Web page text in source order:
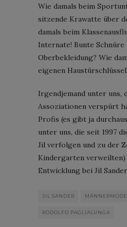
Wie damals beim
sitzende Krawatte über
damals beim
Internate! Bunte
Oberbekleidung? Wie
eigenen Haustürschlüssel!
Irgendjemand unter uns,
Assoziationen verspürt
Profis (es gibt ja
unter uns, die seit 1997
Jil verfolgen und zu der
Kindergarten verweilten)
Entwicklung bei Jil
JIL SANDER MÄNNERMODE
RODOLFO PAGLIALUNGA